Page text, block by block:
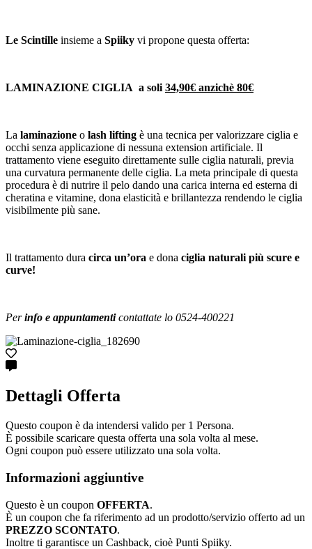
Le Scintille insieme a Spiiky vi propone questa offerta:
LAMINAZIONE CIGLIA a soli 34,90€ anzichè 80€
La laminazione o lash lifting è una tecnica per valorizzare ciglia e
occhi senza applicazione di nessuna extension artificiale. Il
trattamento viene eseguito direttamente sulle ciglia naturali, previa
una curvatura permanente delle ciglia. La meta principale di questa
procedura è di nutrire il pelo dando una carica interna ed esterna di
cheratina e vitamine, dona elasticità e brillantezza rendendo le ciglia
visibilmente più sane.
Il trattamento dura circa un’ora e dona ciglia naturali più scure e
curve!
Perinfo e appuntamenticontattate lo 0524-400221
Dettagli Offerta
Questo coupon è da intendersi valido per 1 Persona.
È possibile scaricare questa offerta una sola volta al mese.
Ogni coupon può essere utilizzato una sola volta.
Informazioni aggiuntive
Questo è un coupon OFFERTA.
È un coupon che fa riferimento ad un prodotto/servizio offerto ad un
PREZZO SCONTATO.
Inoltre ti garantisce un Cashback, cioè Punti Spiiky.